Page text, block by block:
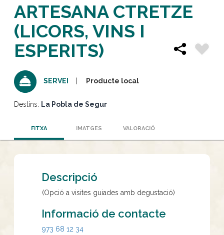
ARTESANA CTRETZE
(LICORS, VINS I
ESPERITS)
SERVEI Producte local
Destins: La Pobla de Segur
FITXA IMATGES VALORACIÓ
Descripció
(Opció a visites guiades amb degustació)
Informació de contacte
973 68 12 34